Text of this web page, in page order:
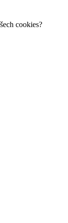
cookies?